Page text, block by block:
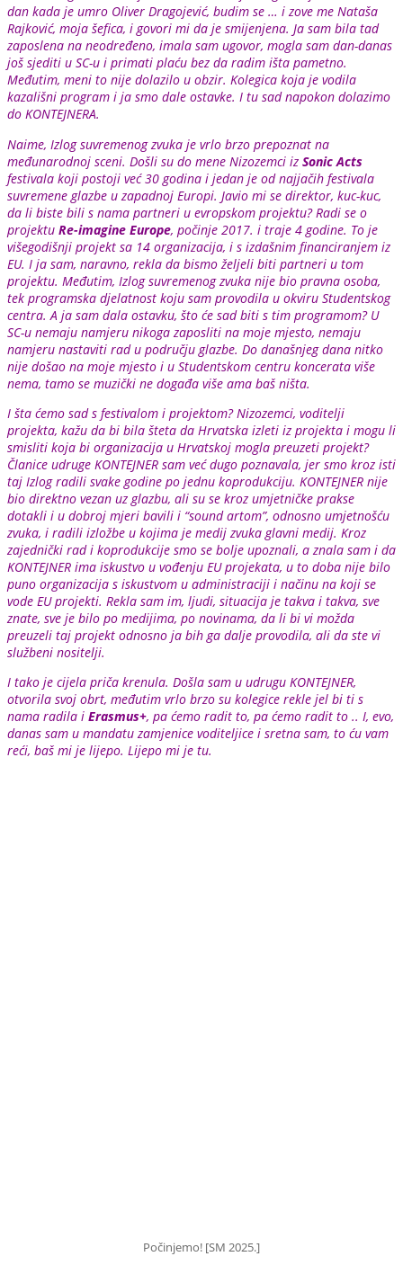
dan kada je umro Oliver Dragojević, budim se … i zove me Nataša
Rajković, moja šefica, i govori mi da je smijenjena. Ja sam bila tad
zaposlena na neodređeno, imala sam ugovor, mogla sam dan-danas
još sjediti u SC-u i primati plaću bez da radim išta pametno.
Međutim, meni to nije dolazilo u obzir. Kolegica koja je vodila
kazališni program i ja smo dale ostavke. I tu sad napokon dolazimo
do KONTEJNERA.
Naime, Izlog suvremenog zvuka je vrlo brzo prepoznat na
međunarodnoj sceni. Došli su do mene Nizozemci iz Sonic Acts
festivala koji postoji već 30 godina i jedan je od najjačih festivala
suvremene glazbe u zapadnoj Europi. Javio mi se direktor, kuc-kuc,
da li biste bili s nama partneri u evropskom projektu? Radi se o
projektu Re-imagine Europe, počinje 2017. i traje 4 godine. To je
višegodišnji projekt sa 14 organizacija, i s izdašnim financiranjem iz
EU. I ja sam, naravno, rekla da bismo željeli biti partneri u tom
projektu. Međutim, Izlog suvremenog zvuka nije bio pravna osoba,
tek programska djelatnost koju sam provodila u okviru Studentskog
centra. A ja sam dala ostavku, što će sad biti s tim programom? U
SC-u nemaju namjeru nikoga zaposliti na moje mjesto, nemaju
namjeru nastaviti rad u području glazbe. Do današnjeg dana nitko
nije došao na moje mjesto i u Studentskom centru koncerata više
nema, tamo se muzički ne događa više ama baš ništa.
I šta ćemo sad s festivalom i projektom? Nizozemci, voditelji
projekta, kažu da bi bila šteta da Hrvatska izleti iz projekta i mogu li
smisliti koja bi organizacija u Hrvatskoj mogla preuzeti projekt?
Članice udruge KONTEJNER sam već dugo poznavala, jer smo kroz isti
taj Izlog radili svake godine po jednu koprodukciju. KONTEJNER nije
bio direktno vezan uz glazbu, ali su se kroz umjetničke prakse
dotakli i u dobroj mjeri bavili i “sound artom”, odnosno umjetnošću
zvuka, i radili izložbe u kojima je medij zvuka glavni medij. Kroz
zajednički rad i koprodukcije smo se bolje upoznali, a znala sam i da
KONTEJNER ima iskustvo u vođenju EU projekata, u to doba nije bilo
puno organizacija s iskustvom u administraciji i načinu na koji se
vode EU projekti. Rekla sam im, ljudi, situacija je takva i takva, sve
znate, sve je bilo po medijima, po novinama, da li bi vi možda
preuzeli taj projekt odnosno ja bih ga dalje provodila, ali da ste vi
službeni nositelji.
I tako je cijela priča krenula. Došla sam u udrugu KONTEJNER,
otvorila svoj obrt, međutim vrlo brzo su kolegice rekle jel bi ti s
nama radila i Erasmus+, pa ćemo radit to, pa ćemo radit to .. I, evo,
danas sam u mandatu zamjenice voditeljice i sretna sam, to ću vam
reći, baš mi je lijepo. Lijepo mi je tu.
Počinjemo! [SM 2025.]